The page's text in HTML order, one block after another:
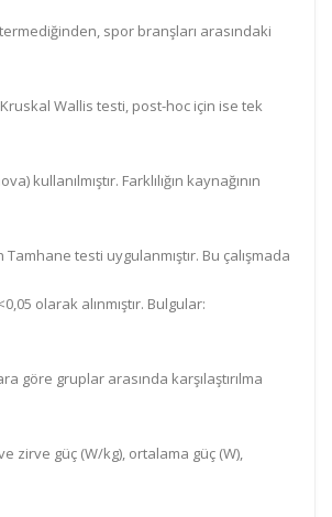
spor branşları arasındaki
Wallis testi, post-hoc için ise tek
kullanılmıştır. Farklılığın kaynağının
testi uygulanmıştır. Bu çalışmada
olarak alınmıştır. Bulgular:
göre gruplar arasında karşılaştırılma
zirve güç (W/kg), ortalama güç (W),